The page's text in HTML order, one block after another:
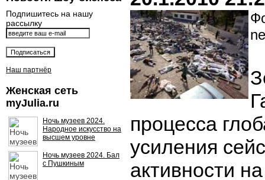
Подпишитесь на нашу
рассылку
Наш партнёр
Женская сеть
myJulia.ru
Ночь музеев 2024.
Народное искусство на
высшем уровне
Ночь музеев 2024. Бал
с Пушкиным
процесса
усиления
активности